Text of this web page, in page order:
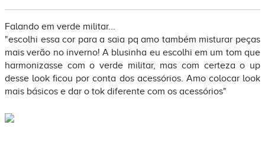
Falando em verde militar...
"escolhi essa cor para a saia pq amo também misturar peças
mais verão no inverno! A blusinha eu escolhi em um tom que
harmonizasse com o verde militar, mas com certeza o up
desse look ficou por conta dos acessórios. Amo colocar look
mais básicos e dar o tok diferente com os acessórios"